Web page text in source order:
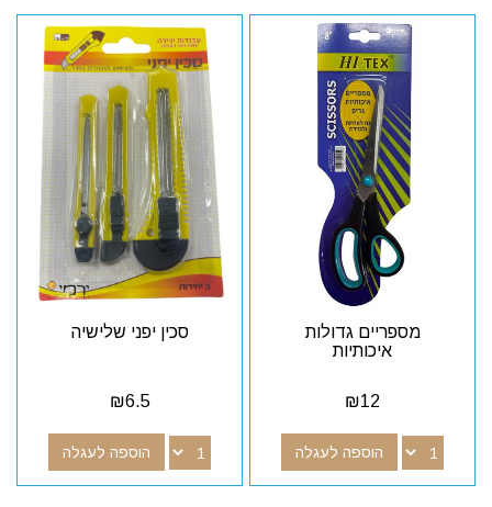
מספריים גדולות
איכותיות
₪12
הוספה לעגלה
סכין יפני שלישיה
₪6.5
הוספה לעגלה